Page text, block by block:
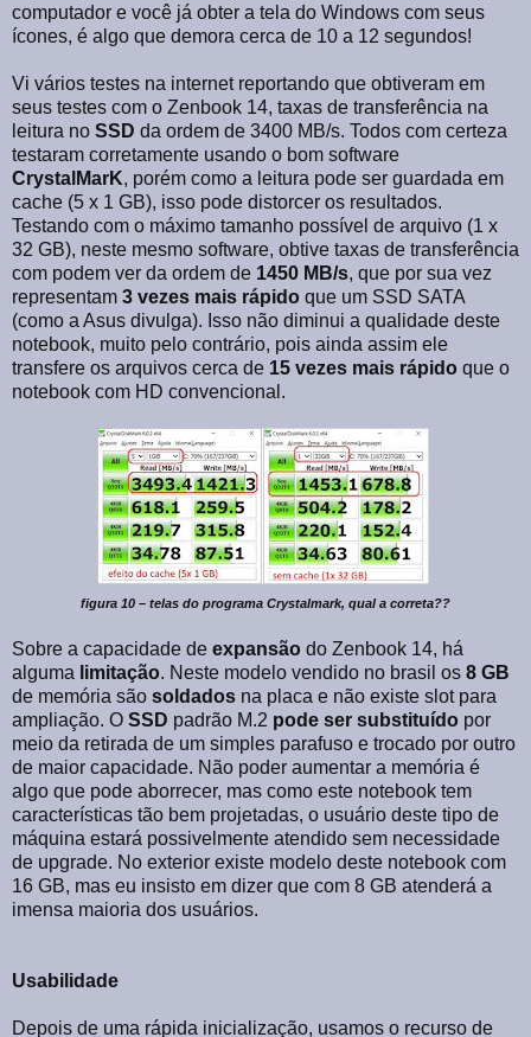
computador e você já obter a tela do Windows com seus
ícones, é algo que demora cerca de 10 a 12 segundos!
Vi vários testes na internet reportando que obtiveram em
seus testes com o Zenbook 14, taxas de transferência na
leitura no SSD da ordem de 3400 MB/s. Todos com certeza
testaram corretamente usando o bom software
CrystalMarK, porém como a leitura pode ser guardada em
cache (5 x 1 GB), isso pode distorcer os resultados.
Testando com o máximo tamanho possível de arquivo (1 x
32 GB), neste mesmo software, obtive taxas de transferência
com podem ver da ordem de 1450 MB/s, que por sua vez
representam 3 vezes mais rápido que um SSD SATA
(como a Asus divulga). Isso não diminui a qualidade deste
notebook, muito pelo contrário, pois ainda assim ele
transfere os arquivos cerca de 15 vezes mais rápido que o
notebook com HD convencional.
figura 10 – telas do programa Crystalmark, qual a correta??
Sobre a capacidade de expansão do Zenbook 14, há
alguma limitação. Neste modelo vendido no brasil os 8 GB
de memória são soldados na placa e não existe slot para
ampliação. O SSD padrão M.2 pode ser substituído por
meio da retirada de um simples parafuso e trocado por outro
de maior capacidade. Não poder aumentar a memória é
algo que pode aborrecer, mas como este notebook tem
características tão bem projetadas, o usuário deste tipo de
máquina estará possivelmente atendido sem necessidade
de upgrade. No exterior existe modelo deste notebook com
16 GB, mas eu insisto em dizer que com 8 GB atenderá a
imensa maioria dos usuários.
Usabilidade
Depois de uma rápida inicialização, usamos o recurso de